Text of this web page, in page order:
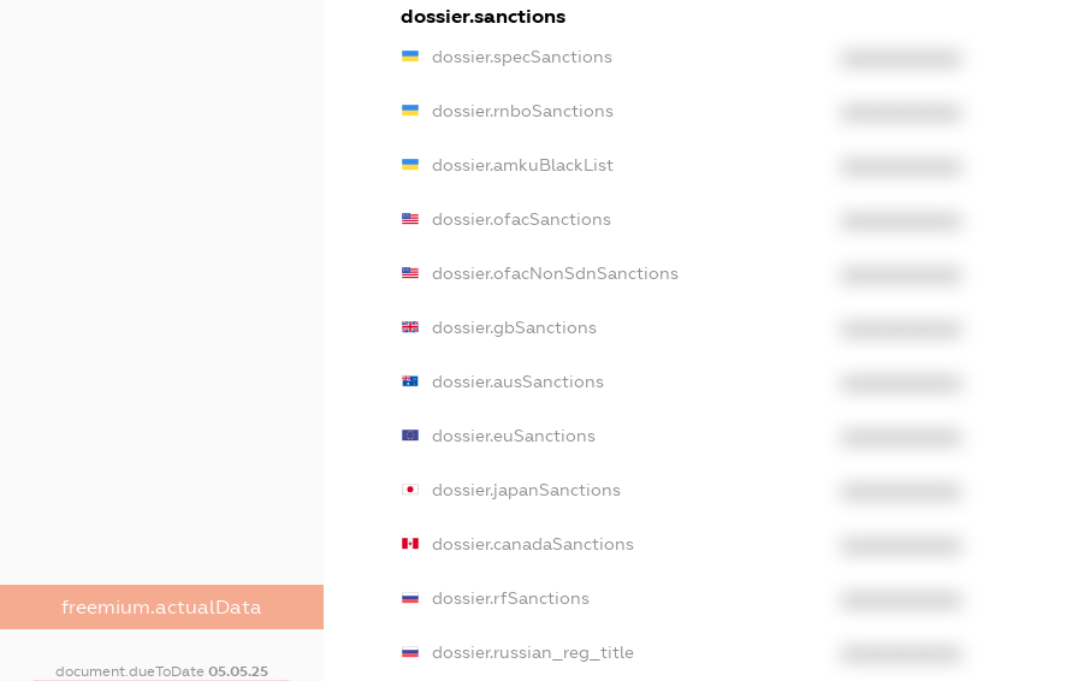
freemium.actualData
document.dueToDate 05.05.25
dossier.sanctions
dossier.specSanctions
dossier.rnboSanctions
dossier.amkuBlackList
dossier.ofacSanctions
dossier.ofacNonSdnSanctions
dossier.gbSanctions
dossier.ausSanctions
dossier.euSanctions
dossier.japanSanctions
dossier.canadaSanctions
dossier.rfSanctions
dossier.russian_reg_title